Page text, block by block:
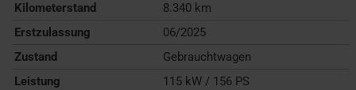
Kilometerstand
8.340 km
Erstzulassung
06/2025
Zustand
Gebrauchtwagen
Leistung
115 kW / 156 PS